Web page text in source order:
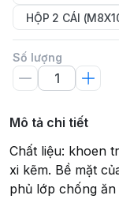
HỘP 2 CÁI
Số lượng
Mô tả chi tiết
Chất liệu: khoen
xi kẽm. Bề mặt
phủ lớp chống